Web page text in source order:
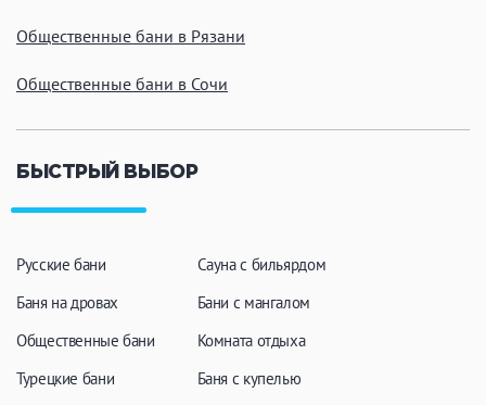
Общественные бани в Рязани
Общественные бани в Сочи
БЫСТРЫЙ ВЫБОР
Русские бани
Баня на дровах
Общественные бани
Турецкие бани
Сауна с бильярдом
Бани с мангалом
Комната отдыха
Баня с купелью